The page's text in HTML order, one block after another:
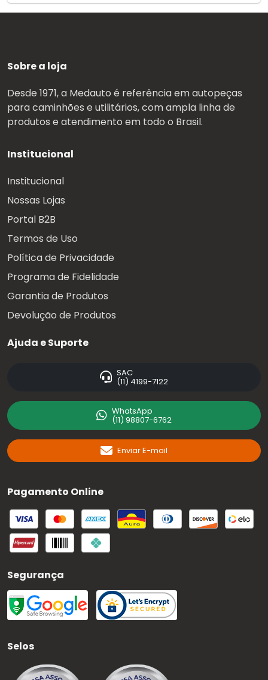
Sobre a loja
Desde 1971, a Medauto é referência em autopeças
para caminhões e utilitários, com ampla linha de
produtos e atendimento em todo o Brasil.
Institucional
Institucional
Nossas Lojas
Portal B2B
Termos de Uso
Política de Privacidade
Programa de Fidelidade
Garantia de Produtos
Devolução de Produtos
Ajuda e Suporte
SAC
(11) 4199-7122
WhatsApp
(11) 98807-6762
Enviar E-mail
Pagamento Online
Segurança
Selos